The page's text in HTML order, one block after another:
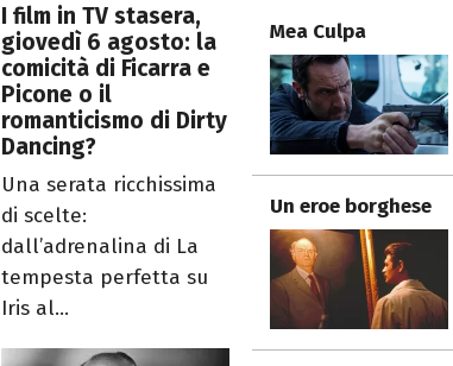
I film in TV stasera,
giovedì 6 agosto: la
comicità di Ficarra e
Picone o il
romanticismo di Dirty
Dancing?
Una serata ricchissima
di scelte:
dall’adrenalina di La
tempesta perfetta su
Iris al...
Mea Culpa
Un eroe borghese